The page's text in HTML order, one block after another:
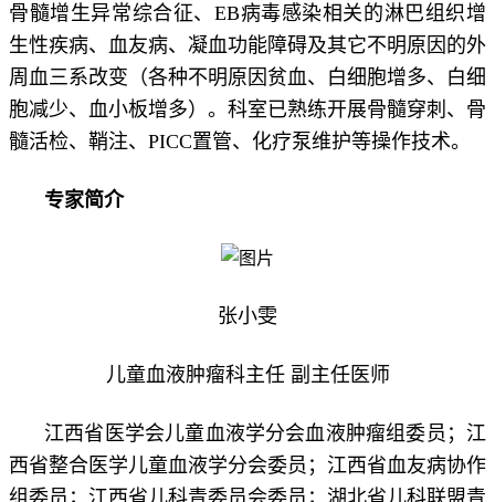
骨髓增生异常综合征、EB病毒感染相关的淋巴组织增
生性疾病、血友病、凝血功能障碍及其它不明原因的外
周血三系改变（各种不明原因贫血、白细胞增多、白细
胞减少、血小板增多）。科室已熟练开展骨髓穿刺、骨
髓活检、鞘注、PICC置管、化疗泵维护等操作技术。
专家简介
张小雯
儿童血液肿瘤科主任 副主任医师
江西省医学会儿童血液学分会血液肿瘤组委员；江
西省整合医学儿童血液学分会委员；江西省血友病协作
组委员；江西省儿科青委员会委员；湖北省儿科联盟青